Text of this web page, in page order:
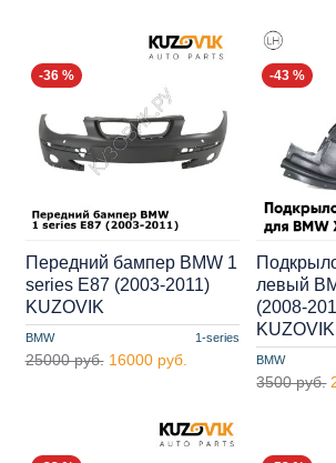
-36 %
BMW 1-series
Передний бампер BMW 1
series E87 (2003-2011)
KUZOVIK
25000 руб. 16000 руб.
-43 %
BMW
левый
(2008-
KUZOVIK
3500 руб.